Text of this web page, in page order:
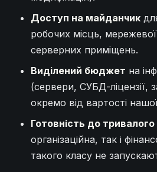
Доступ на майданчик
робочих місць,
серверних приміщень.
Виділений бюджет на
(сервери, СУБД-ліцензії,
окремо від вартості
Готовність до
організаційна, так і
такого класу не